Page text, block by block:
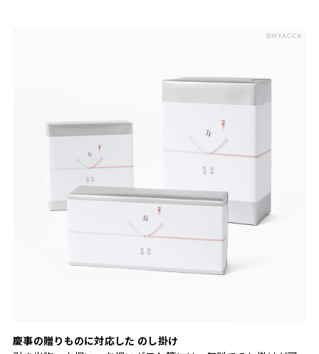
慶事の贈りものに対応した のし掛け